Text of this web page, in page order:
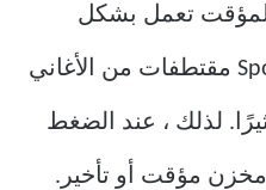
المؤقت تعمل بشكل
مختلف. هنا ، ستحفظ Spotify مقتطفات من الأغاني
لذلك ، عند الضغط
مخزن مؤقت أو تأخير.